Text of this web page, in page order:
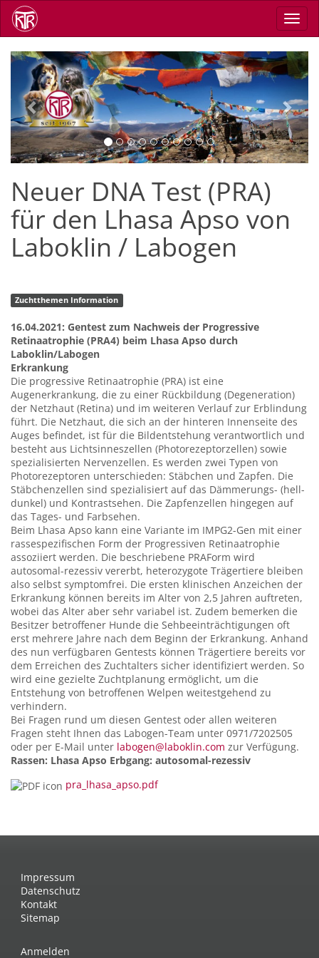
Skip
main
Previous Next
Neuer DNA Test (PRA)
für den Lhasa Apso von
Laboklin / Labogen
Zuchtthemen Information
16.04.2021: Gentest zum Nachweis der Progressive
Retinaatrophie (PRA4) beim Lhasa Apso durch
Laboklin/Labogen
Erkrankung
Die progressive Retinaatrophie (PRA) ist eine
Augenerkrankung, die zu einer Rückbildung (Degeneration)
der Netzhaut (Retina) und im weiteren Verlauf zur Erblindung
führt. Die Netzhaut, die sich an der hinteren Innenseite des
Auges befindet, ist für die Bildentstehung verantwortlich und
besteht aus Lichtsinneszellen (Photorezeptorzellen) sowie
spezialisierten Nervenzellen. Es werden zwei Typen von
Photorezeptoren unterschieden: Stäbchen und Zapfen. Die
Stäbchenzellen sind spezialisiert auf das Dämmerungs- (hell-
dunkel) und Kontrastsehen. Die Zapfenzellen hingegen auf
das Tages- und Farbsehen.
Beim Lhasa Apso kann eine Variante im IMPG2-Gen mit einer
rassespezifischen Form der Progressiven Retinaatrophie
assoziiert werden. Die beschriebene PRAForm wird
autosomal-rezessiv vererbt, heterozygote Trägertiere bleiben
also selbst symptomfrei. Die ersten klinischen Anzeichen der
Erkrankung können bereits im Alter von 2,5 Jahren auftreten,
wobei das Alter aber sehr variabel ist. Zudem bemerken die
Besitzer betroffener Hunde die Sehbeeinträchtigungen oft
erst mehrere Jahre nach dem Beginn der Erkrankung. Anhand
des nun verfügbaren Gentests können Trägertiere bereits vor
dem Erreichen des Zuchtalters sicher identifiziert werden. So
wird eine gezielte Zuchtplanung ermöglicht, um die
Entstehung von betroffenen Welpen weitestgehend zu
verhindern.
Bei Fragen rund um diesen Gentest oder allen weiteren
Fragen steht Ihnen das Labogen-Team unter 0971/7202505
oder per E-Mail unter labogen@laboklin.com zur Verfügung.
Rassen: Lhasa Apso Erbgang: autosomal-rezessiv
pra_lhasa_apso.pdf
Impressum
Datenschutz
Kontakt
Sitemap
Anmelden